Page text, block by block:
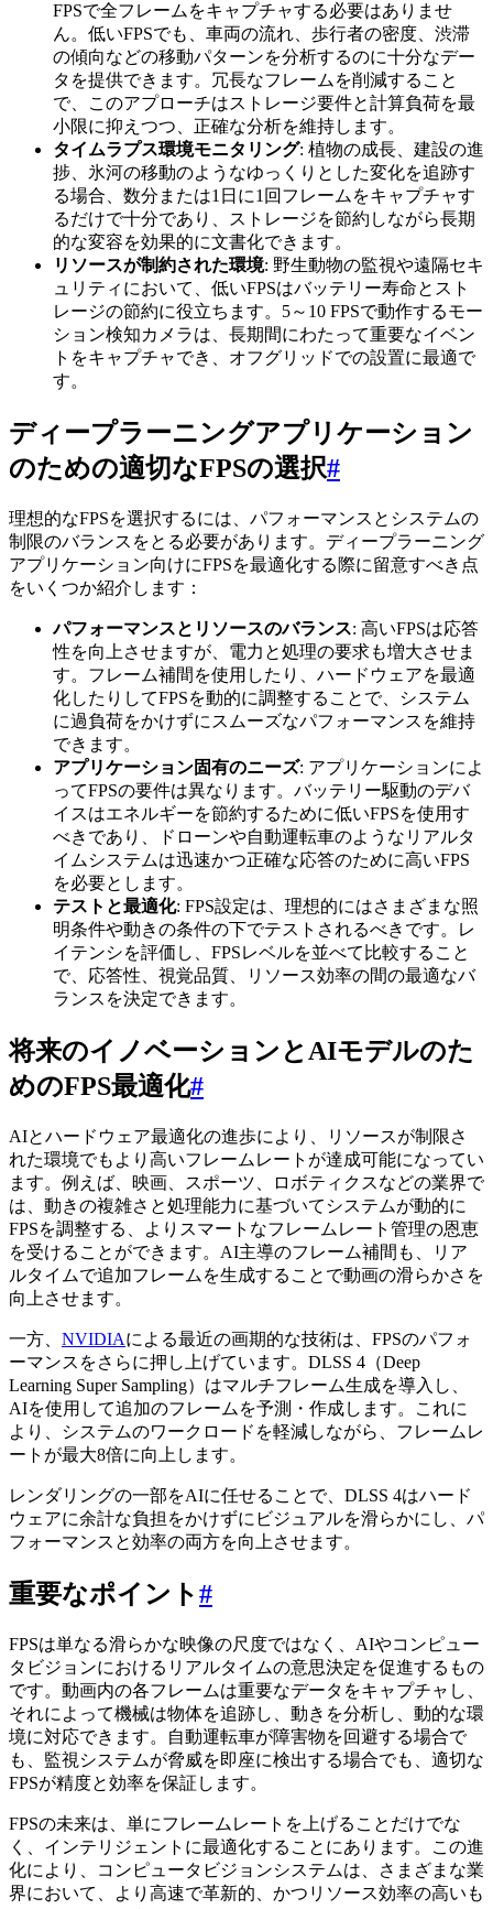
FPSで全フレームをキャプチャする必要はありませ
ん。低いFPSでも、車両の流れ、歩行者の密度、渋滞
の傾向などの移動パターンを分析するのに十分なデー
タを提供できます。冗長なフレームを削減すること
で、このアプローチはストレージ要件と計算負荷を最
小限に抑えつつ、正確な分析を維持します。
タイムラプス環境モニタリング: 植物の成長、建設の進
捗、氷河の移動のようなゆっくりとした変化を追跡す
る場合、数分または1日に1回フレームをキャプチャす
るだけで十分であり、ストレージを節約しながら長期
的な変容を効果的に文書化できます。
リソースが制約された環境: 野生動物の監視や遠隔セキ
ュリティにおいて、低いFPSはバッテリー寿命とスト
レージの節約に役立ちます。5～10 FPSで動作するモー
ション検知カメラは、長期間にわたって重要なイベン
トをキャプチャでき、オフグリッドでの設置に最適で
す。
ディープラーニングアプリケーション
のための適切なFPSの選択#
理想的なFPSを選択するには、パフォーマンスとシステムの
制限のバランスをとる必要があります。ディープラーニング
アプリケーション向けにFPSを最適化する際に留意すべき点
をいくつか紹介します：
パフォーマンスとリソースのバランス: 高いFPSは応答
性を向上させますが、電力と処理の要求も増大させま
す。フレーム補間を使用したり、ハードウェアを最適
化したりしてFPSを動的に調整することで、システム
に過負荷をかけずにスムーズなパフォーマンスを維持
できます。
アプリケーション固有のニーズ: アプリケーションによ
ってFPSの要件は異なります。バッテリー駆動のデバ
イスはエネルギーを節約するために低いFPSを使用す
べきであり、ドローンや自動運転車のようなリアルタ
イムシステムは迅速かつ正確な応答のために高いFPS
を必要とします。
テストと最適化: FPS設定は、理想的にはさまざまな照
明条件や動きの条件の下でテストされるべきです。レ
イテンシを評価し、FPSレベルを並べて比較すること
で、応答性、視覚品質、リソース効率の間の最適なバ
ランスを決定できます。
将来のイノベーションとAIモデルのた
めのFPS最適化#
AIとハードウェア最適化の進歩により、リソースが制限さ
れた環境でもより高いフレームレートが達成可能になってい
ます。例えば、映画、スポーツ、ロボティクスなどの業界で
は、動きの複雑さと処理能力に基づいてシステムが動的に
FPSを調整する、よりスマートなフレームレート管理の恩恵
を受けることができます。AI主導のフレーム補間も、リア
ルタイムで追加フレームを生成することで動画の滑らかさを
向上させます。
一方、 NVIDIAによる最近の画期的な技術は、FPSのパフォ
ーマンスをさらに押し上げています。DLSS 4（Deep
Learning Super Sampling）はマルチフレーム生成を導入し、
AIを使用して追加のフレームを予測・作成します。これに
より、システムのワークロードを軽減しながら、フレームレ
ートが最大8倍に向上します。
レンダリングの一部をAIに任せることで、DLSS 4はハード
ウェアに余計な負担をかけずにビジュアルを滑らかにし、パ
フォーマンスと効率の両方を向上させます。
重要なポイント#
FPSは単なる滑らかな映像の尺度ではなく、AIやコンピュー
タビジョンにおけるリアルタイムの意思決定を促進するもの
です。動画内の各フレームは重要なデータをキャプチャし、
それによって機械は物体を追跡し、動きを分析し、動的な環
境に対応できます。自動運転車が障害物を回避する場合で
も、監視システムが脅威を即座に検出する場合でも、適切な
FPSが精度と効率を保証します。
FPSの未来は、単にフレームレートを上げることだけでな
く、インテリジェントに最適化することにあります。この進
化により、コンピュータビジョンシステムは、さまざまな業
界において、より高速で革新的、かつリソース効率の高いも